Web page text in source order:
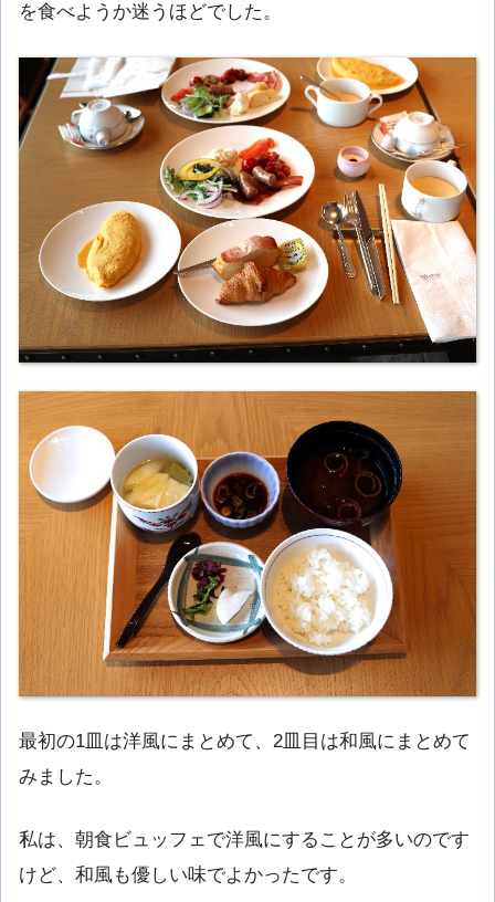
を食べようか迷うほどでした。
最初の1皿は洋風にまとめて、2皿目は和風にまとめて
みました。
私は、朝食ビュッフェで洋風にすることが多いのです
けど、和風も優しい味でよかったです。